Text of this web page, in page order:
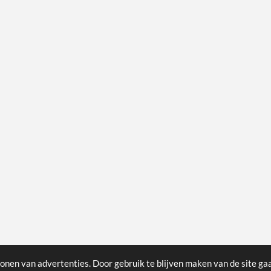
van advertenties. Door gebruik te blijven maken van de site